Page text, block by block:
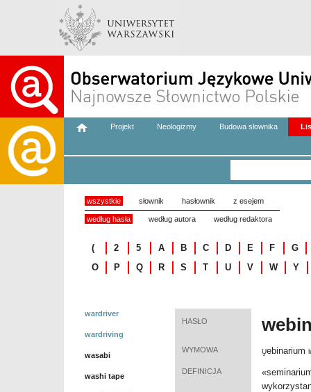
Projekt Neologizmy Budowa słownika
wszystkie słownik hasłownik z esejem
według hasła według autora według redaktora
( 2 5 A B C D E F
G
O
P Q R S T U V W Y
wardriver
wardriving
wasabi
washi tape
HASŁO
WYMOWA Ṷebinarium
DEFINICJA «